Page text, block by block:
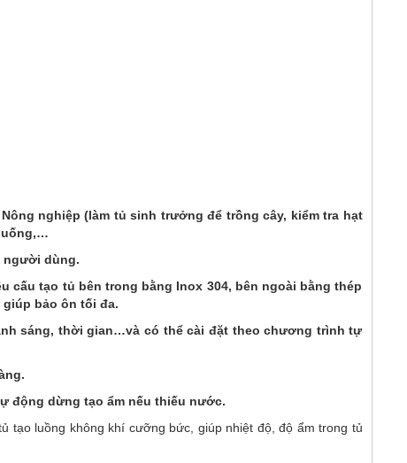
nghiệp (làm tủ sinh trưởng để trồng cây, kiểm tra hạt
uống,…
người dùng.
cấu tạo tủ bên trong bằng Inox 304, bên ngoài bằng thép
bảo ôn tối đa.
sáng, thời gian…và có thể cài đặt theo chương trình tự
động dừng tạo ẩm nếu thiếu nước.
tạo luồng không khí cưỡng bức, giúp nhiệt độ, độ ẩm trong tủ